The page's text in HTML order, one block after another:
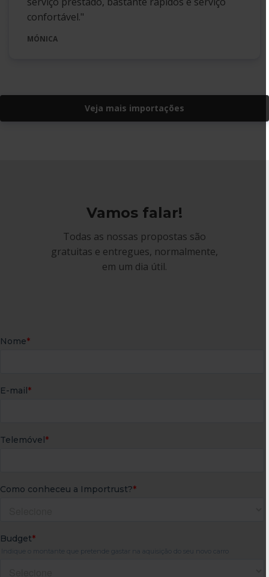
confortável."
MÓNICA
Veja mais importações
Vamos falar!
Todas as nossas propostas são
gratuitas e entregues, normalmente,
em um dia útil.